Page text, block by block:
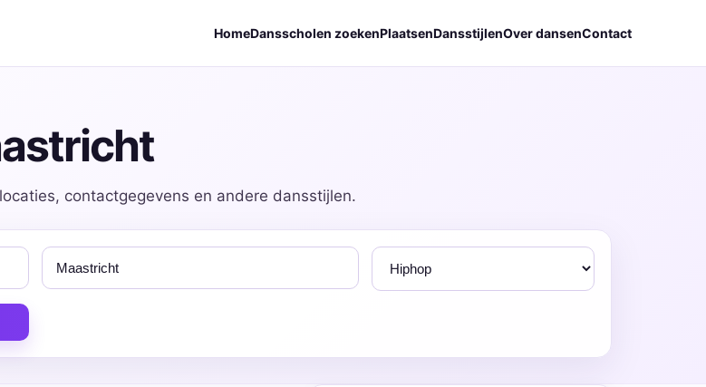
HomeDansscholen zoekenPlaatsenDansstijlenOver dansenContact
contactgegevens en andere dansstijlen.